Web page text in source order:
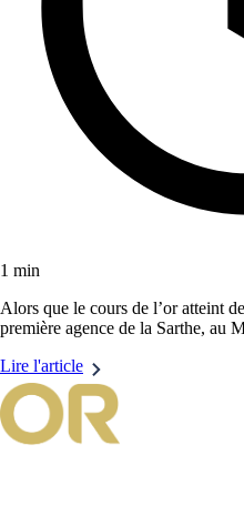
1 min
Alors que le cours de l’or atteint
première agence de la Sarthe, au
Lire l'article